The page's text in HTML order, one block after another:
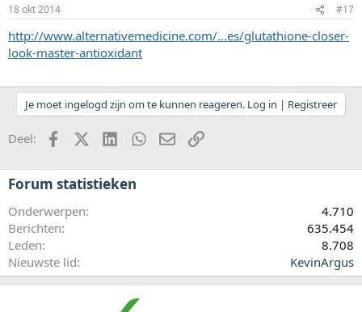
18 okt 2014 #17
http://www.alternativemedicine.com/...es/glutathione-closer-
look-master-antioxidant
Je moet ingelogd zijn om te kunnen reageren. Log in | Registreer
Deel: FacebookX (Twitter)LinkedInWhatsApp
E-mailkoppeling
Forum statistieken
Onderwerpen
4.710
Berichten
635.454
Leden
8.708
Nieuwste lid
KevinArgus